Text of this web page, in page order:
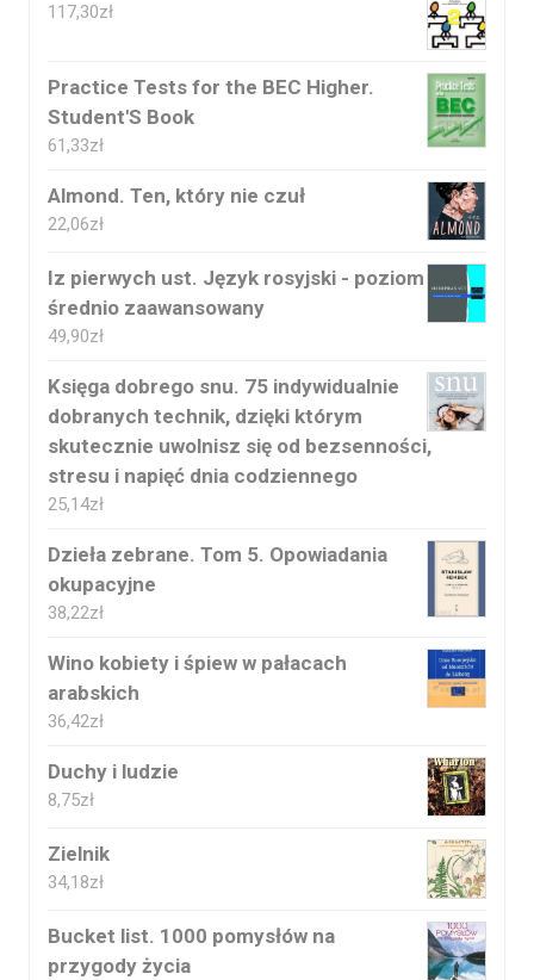
117,30zł
Practice Tests for the BEC Higher.
Student'S Book
61,33zł
Almond. Ten, który nie czuł
22,06zł
Iz pierwych ust. Język rosyjski - poziom
średnio zaawansowany
49,90zł
Księga dobrego snu. 75 indywidualnie
dobranych technik, dzięki którym
skutecznie uwolnisz się od bezsenności,
stresu i napięć dnia codziennego
25,14zł
Dzieła zebrane. Tom 5. Opowiadania
okupacyjne
38,22zł
Wino kobiety i śpiew w pałacach
arabskich
36,42zł
Duchy i ludzie
8,75zł
Zielnik
34,18zł
Bucket list. 1000 pomysłów na
przygody życia